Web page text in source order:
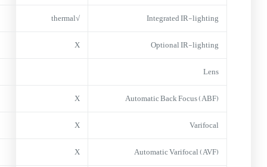
Integrated IR-lighting
√thermal
Optional IR-lighting
X
Lens
Automatic Back Focus (ABF)
X
Varifocal
X
Automatic Varifocal (AVF)
X